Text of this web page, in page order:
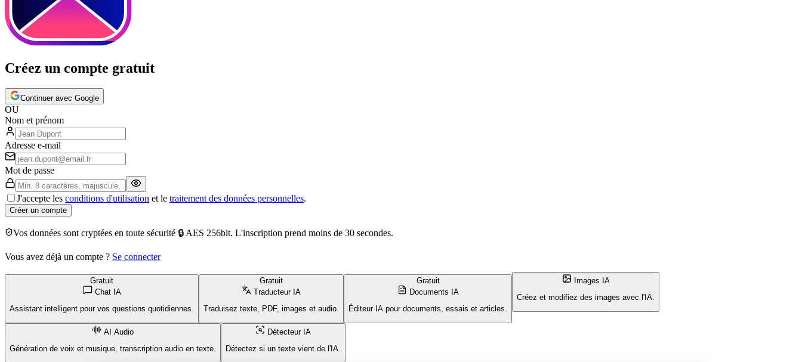
Créez un compte gratuit
Continuer avec Google
OU
Nom et prénom
Adresse e-mail
Mot de passe
J'accepte les conditions d'utilisation et le traitement des données personnelles.
Créer un compte
Vos données sont cryptées en toute sécurité 🔒 AES 256bit. L'inscription prend moins de 30 secondes.
Vous avez déjà un compte ? Se connecter
Gratuit
Chat IA
Assistant intelligent pour vos questions quotidiennes.
Gratuit
Traducteur IA
Traduisez texte, PDF, images et audio.
Gratuit
Documents IA
Éditeur IA pour documents, essais et articles.
Images IA
Créez et modifiez des images avec l'IA.
AI Audio
Génération de voix et musique, transcription audio en texte.
Détecteur IA
Détectez si un texte vient de l'IA.